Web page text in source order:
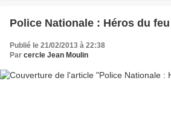
Police Nationale : Héros du feu
Publié le 21/02/2013 à 22:38
Par cercle Jean Moulin